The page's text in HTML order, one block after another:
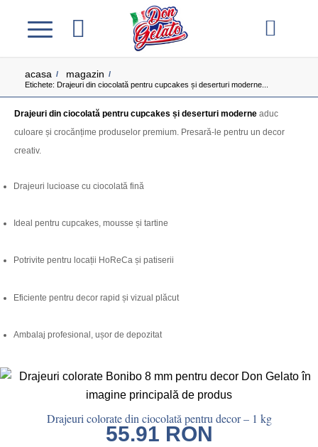
acasa / magazin /
Etichete: Drajeuri din ciocolată pentru cupcakes și deserturi moderne...
Drajeuri din ciocolată pentru cupcakes și deserturi moderne aduc
culoare și crocănțime produselor premium. Presară-le pentru un decor
creativ.
Drajeuri lucioase cu ciocolată fină
Ideal pentru cupcakes, mousse și tartine
Potrivite pentru locații HoReCa și patiserii
Eficiente pentru decor rapid și vizual plăcut
Ambalaj profesional, ușor de depozitat
Drajeuri colorate din ciocolată pentru decor – 1 kg
55.91 RON